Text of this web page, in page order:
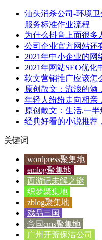
汕头消杀公司-环境
服务标准作业流程
为什么抖音上面很多
公司企业官方网站还
2021年中小企业的网
2021年网站SEO优
软文营销推广应该怎
原创散文：流浪的酒
年轻人纷纷走向相亲
原创散文：生活,一
经典好看的小说推荐
关键词
wordpress聚集地
emlog聚集地
西游记未解之谜
织梦聚集地
zblog聚集地
戏品三国
帝国cms聚集地
广州开荒保洁公司